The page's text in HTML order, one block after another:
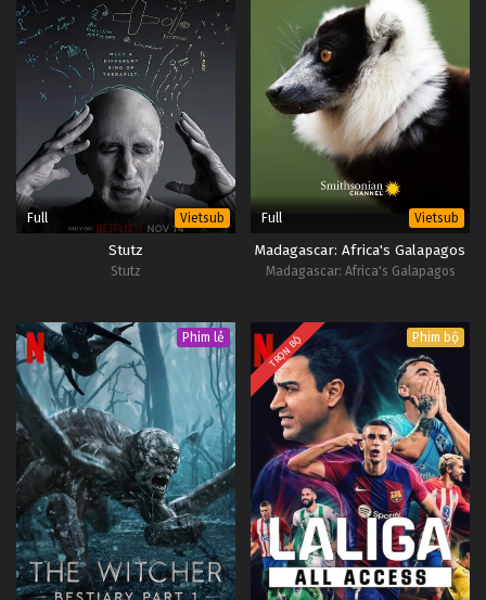
Full Vietsub
Stutz
Stutz
Full Vietsub
Madagascar: Africa's Galapagos
Madagascar: Africa's Galapagos
Phim lẻ TRỌN BỘ Phim bộ